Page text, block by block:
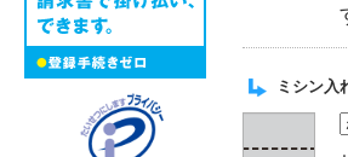
ミシン入